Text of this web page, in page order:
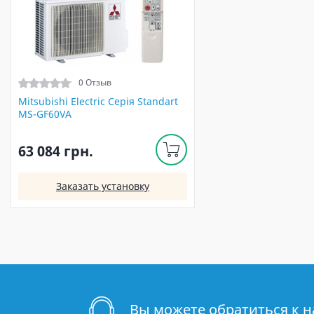
0 Отзыв
Mitsubishi Electric Серія Standart
MS-GF60VA
63 084 грн.
Заказать установку
Вы можете обратиться к